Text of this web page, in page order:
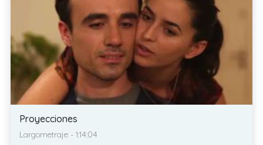
Proyecciones
Largometraje - 1:14:04